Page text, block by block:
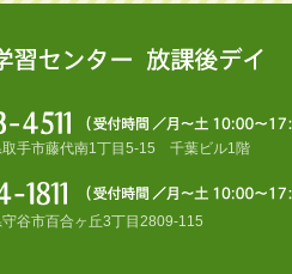
手市藤代南1丁目5-15 千葉ビル1階
谷市百合ヶ丘3丁目2809-115